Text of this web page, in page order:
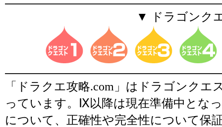
▼ ドラゴンク
「ドラクエ攻略.com」はドラゴンク
っています。Ⅸ以降は現在準備中とな
について、正確性や完全性について保